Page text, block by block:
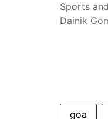
Sports and
Dainik
goa